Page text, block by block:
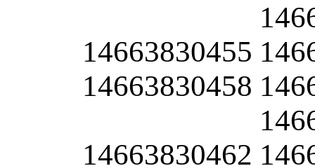
14663830455
14663830458
14663830462